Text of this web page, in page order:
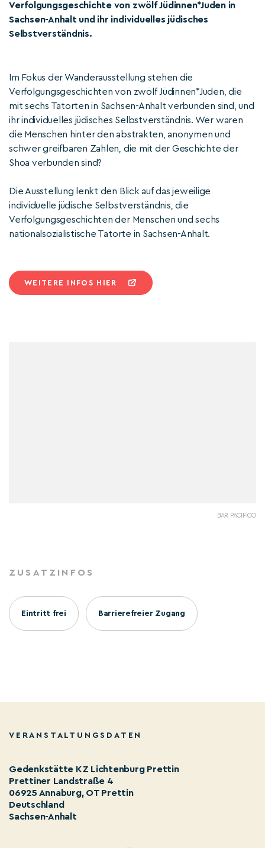
Verfolgungsgeschichte von zwölf Jüdinnen*Juden in
Sachsen-Anhalt und ihr individuelles jüdisches
Selbstverständnis.
Im Fokus der Wanderausstellung stehen die
Verfolgungsgeschichten von zwölf Jüdinnen*Juden, die
mit sechs Tatorten in Sachsen-Anhalt verbunden sind, und
ihr individuelles jüdisches Selbstverständnis. Wer waren
die Menschen hinter den abstrakten, anonymen und
schwer greifbaren Zahlen, die mit der Geschichte der
Shoa verbunden sind?
Die Ausstellung lenkt den Blick auf das jeweilige
individuelle jüdische Selbstverständnis, die
Verfolgungsgeschichten der Menschen und sechs
nationalsozialistische Tatorte in Sachsen-Anhalt.
WEITERE INFOS HIER
BAR PACIFICO
ZUSATZINFOS
Eintritt frei Barrierefreier Zugang
VERANSTALTUNGSDATEN
Gedenkstätte KZ Lichtenburg Prettin
Prettiner Landstraße 4
06925 Annaburg, OT Prettin
Deutschland
Sachsen-Anhalt